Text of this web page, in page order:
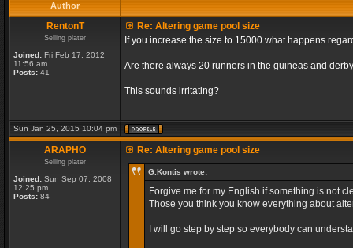
Author
RentonT
Selling plater
Joined: Fri Feb 17, 2012
11:56 am
Posts: 41
Re: Altering game pool size
If you increase the size to 15000 what happens
Are there always 20 runners in the guineas and
This sounds irritating?
Sun Jan 25, 2015 10:04 pm
ARAPHO
Selling plater
Joined: Sun Sep 07, 2008
12:25 pm
Posts: 84
Re: Altering game pool size
G.Kontis wrote:
Forgive me for my English if something is not
Those you think you know everything about
I will go step by step so everybody can